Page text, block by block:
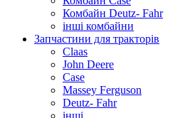
Комбайн Deutz- Fahr
інші комбайни
Запчастини для тракторів
Claas
John Deere
Case
Massey Ferguson
Deutz- Fahr
інші